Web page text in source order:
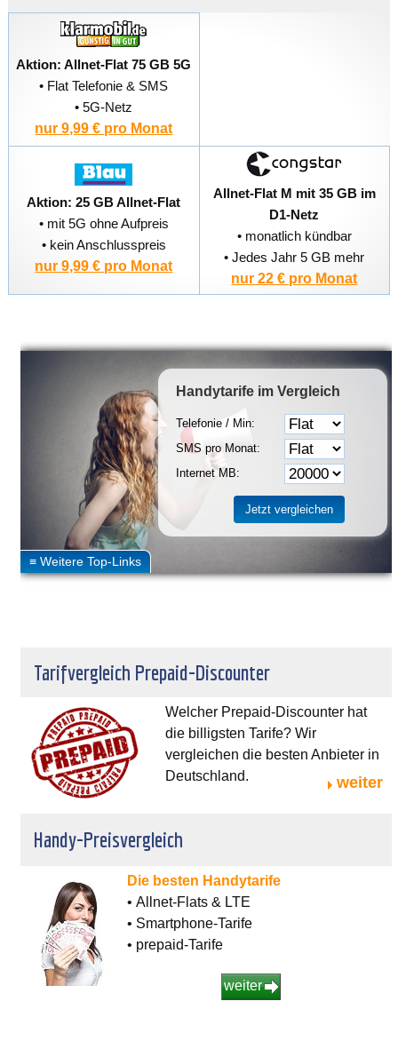
Aktion: Allnet-Flat 75 GB 5G
• Flat Telefonie & SMS
• 5G-Netz
nur 9,99 € pro Monat
Aktion: 25 GB Allnet-Flat
• mit 5G ohne Aufpreis
• kein Anschlusspreis
nur 9,99 € pro Monat
Allnet-Flat M mit 35 GB im
D1-Netz
• monatlich kündbar
• Jedes Jahr 5 GB mehr
nur 22 € pro Monat
Handytarife im Vergleich
Telefonie / Min:
SMS pro Monat:
Internet MB:
Tarifvergleich Prepaid-Discounter
Welcher Prepaid-Discounter hat
die billigsten Tarife? Wir
vergleichen die besten Anbieter in
Deutschland.
weiter
Handy-Preisvergleich
Die besten Handytarife
• Allnet-Flats & LTE
• Smartphone-Tarife
• prepaid-Tarife
weiter